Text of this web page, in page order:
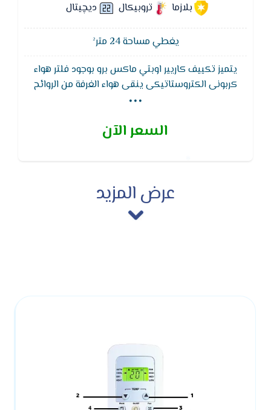
بلازما
تروبيكال ديچيتال
يغطي مساحة 24 متر²
يتميز تكييف كاريير اوبتي ماكس برو بوجود فلتر هواء
كربونى الكتروستاتيكى ينقى هواء الغرفة من الروائح
والأتربة الدقيقة ويتمتع تكييف كاريير بوجود وظيفة إعادة
اللاسلكية
...
السعر الآن
عرض المزيد